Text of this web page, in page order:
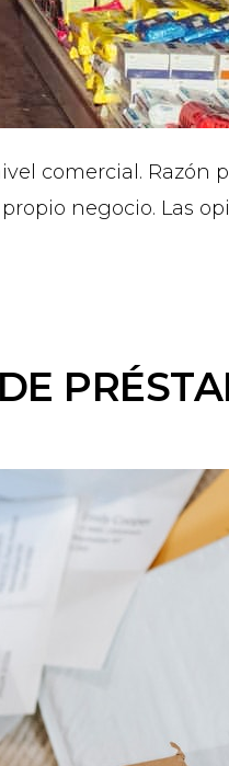
comercial. Razón
negocio. Las